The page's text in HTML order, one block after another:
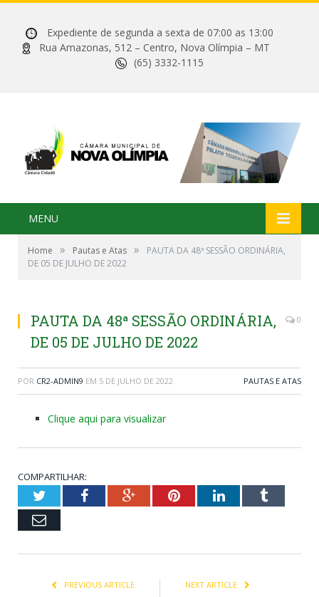
Expediente de segunda a sexta de 07:00 as 13:00
Rua Amazonas, 512 – Centro, Nova Olímpia – MT
(65) 3332-1115
MENU
Home » Pautas e Atas »
PAUTA DA 48ª SESSÃO ORDINÁRIA,
DE 05 DE JULHO DE 2022
PAUTA DA 48ª SESSÃO ORDINÁRIA,
DE 05 DE JULHO DE 2022
0
POR CR2-ADMIN9 EM 5 DE JULHO DE 2022 PAUTAS E ATAS
Clique aqui para visualizar
COMPARTILHAR:
TwitterFacebookGoogle+PinterestLinkedInTumblr
Email
PREVIOUS ARTICLE NEXT ARTICLE